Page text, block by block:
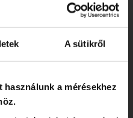
A sütikről
a mérésekhez
3 022 Ft
7,2cm SP MR Twitch
wobbler